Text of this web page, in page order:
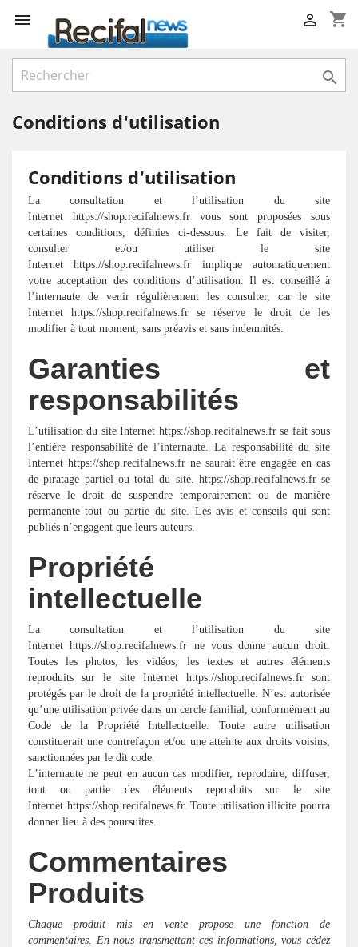
 shopping_cart


Conditions d'utilisation
Conditions d'utilisation
La consultation et l’utilisation du site
Internet https://shop.recifalnews.fr vous sont proposées sous
certaines conditions, définies ci-dessous. Le fait de visiter,
consulter et/ou utiliser le site
Internet https://shop.recifalnews.fr implique automatiquement
votre acceptation des conditions d’utilisation. Il est conseillé à
l’internaute de venir régulièrement les consulter, car le site
Internet https://shop.recifalnews.fr se réserve le droit de les
modifier à tout moment, sans préavis et sans indemnités.
Garanties et
responsabilités
L’utilisation du site Internet https://shop.recifalnews.fr se fait sous
l’entière responsabilité de l’internaute. La responsabilité du site
Internet https://shop.recifalnews.fr ne saurait être engagée en cas
de piratage partiel ou total du site. https://shop.recifalnews.fr se
réserve le droit de suspendre temporairement ou de manière
permanente tout ou partie du site. Les avis et conseils qui sont
publiés n’engagent que leurs auteurs.
Propriété
intellectuelle
La consultation et l’utilisation du site
Internet https://shop.recifalnews.fr ne vous donne aucun droit.
Toutes les photos, les vidéos, les textes et autres éléments
reproduits sur le site Internet https://shop.recifalnews.fr sont
protégés par le droit de la propriété intellectuelle. N’est autorisée
qu’une utilisation privée dans un cercle familial, conformément au
Code de la Propriété Intellectuelle. Toute autre utilisation
constituerait une contrefaçon et/ou une atteinte aux droits voisins,
sanctionnées par le dit code.
L’internaute ne peut en aucun cas modifier, reproduire, diffuser,
tout ou partie des éléments reproduits sur le site
Internet https://shop.recifalnews.fr. Toute utilisation illicite pourra
donner lieu à des poursuites.
Commentaires
Produits
Chaque produit mis en vente propose une fonction de
commentaires. En nous transmettant ces informations, vous cédez